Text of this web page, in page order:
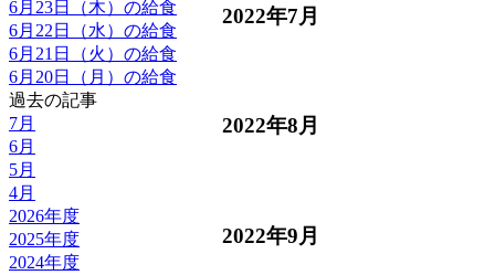
6月23日（木）の給食
6月22日（水）の給食
6月21日（火）の給食
6月20日（月）の給食
過去の記事
7月
6月
5月
4月
2026年度
2025年度
2024年度
2022年7月
2022年8月
2022年9月